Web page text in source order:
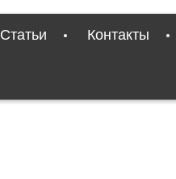
Статьи Контакты